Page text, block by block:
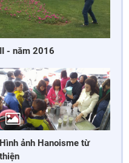
- năm 2016
Hình ảnh Hanoisme từ
thiện